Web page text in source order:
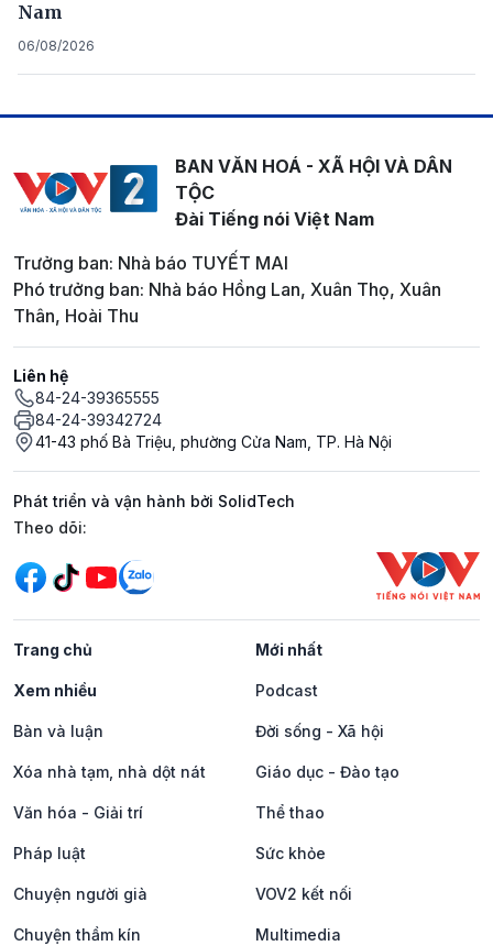
Nam
06/08/2026
BAN VĂN HOÁ - XÃ HỘI VÀ DÂN
TỘC
Đài Tiếng nói Việt Nam
Trưởng ban: Nhà báo TUYẾT MAI
Phó trưởng ban: Nhà báo Hồng Lan, Xuân Thọ, Xuân
Thân, Hoài Thu
Liên hệ
84-24-39365555
84-24-39342724
41-43 phố Bà Triệu, phường Cửa Nam, TP. Hà Nội
Phát triển và vận hành bởi SolidTech
Mạng xã hội
Theo dõi:
Trang chủ Mới nhất
Xem nhiều Podcast
Bàn và luận Đời sống - Xã hội
Xóa nhà tạm, nhà dột nát Giáo dục - Đào tạo
Văn hóa - Giải trí Thể thao
Pháp luật Sức khỏe
Chuyện người già VOV2 kết nối
Chuyện thầm kín Multimedia